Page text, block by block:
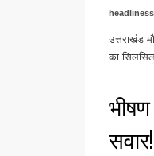
उत्तराखंड
का
भीषण
सवार!